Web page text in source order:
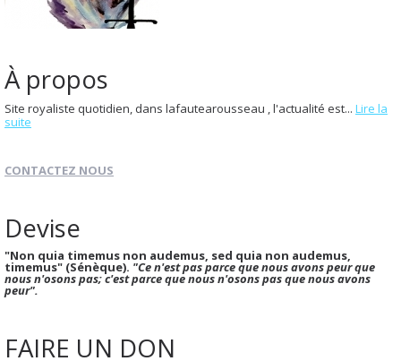
À propos
Site royaliste quotidien, dans lafautearousseau , l'actualité est... Lire la
suite
CONTACTEZ NOUS
Devise
"Non quia timemus non audemus, sed quia non audemus,
timemus" (Sénèque). "Ce n'est pas parce que nous avons peur que
nous n'osons pas; c'est parce que nous n'osons pas que nous avons
peur".
FAIRE UN DON